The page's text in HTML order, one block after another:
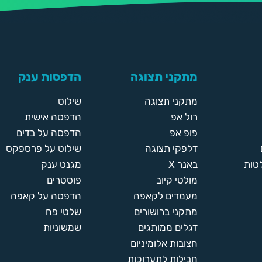
מתקני תצוגה
מתקני תצוגה
רול אפ
פופ אפ
דלפקי תצוגה
באנר X
מולטי קיוב
מעמדים לקאפה
מתקני ברושורים
דגלים ממותגים
חצובות אלומיניום
חבילות לתערוכות
הדפסות ענק
שילוט
הדפסה אישית
הדפסה על בדים
שילוט על פרספקס
מגנט ענק
פוסטרים
הדפסה על קאפה
שלטי פח
שמשוניות